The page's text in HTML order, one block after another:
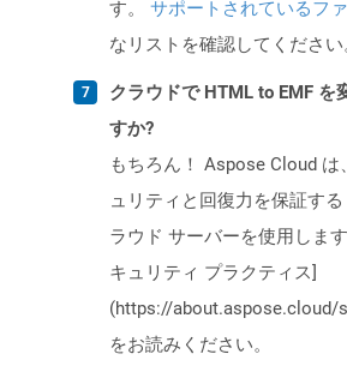
す。 サポートされているフ
なリストを確認してください
クラウドで HTML to EMF を
すか?
もちろん！ Aspose Cloud は
ュリティと回復力を保証す
ラウド サーバーを使用しま
キュリティ プラクティス]
(https://about.aspose.cloud/
をお読みください。